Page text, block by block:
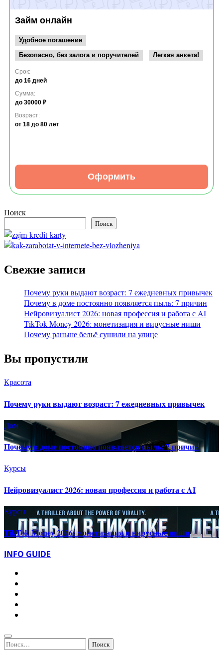
Займ онлайн
Удобное погашение
Безопасно, без залога и поручителей
Легкая анкета!
Срок:
до 16 дней
Сумма:
до 30000 ₽
Возраст:
от 18 до 80 лет
Оформить
Поиск
Поиск
Свежие записи
Почему руки выдают возраст: 7 ежедневных привычек
Почему в доме постоянно появляется пыль: 7 причин
Нейровизуалист 2026: новая профессия и работа с AI
TikTok Money 2026: монетизация и вирусные ниши
Почему раньше бельё сушили на улице
Вы пропустили
Красота
Почему руки выдают возраст: 7 ежедневных привычек
Дом
Почему в доме постоянно появляется пыль: 7 причин
Курсы
Нейровизуалист 2026: новая профессия и работа с AI
Курсы
TikTok Money 2026: монетизация и вирусные ниши
INFO GUIDE
Найти: